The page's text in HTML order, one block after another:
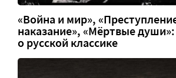
«Война и мир»,
наказание», «Мёртвые
о русской классике